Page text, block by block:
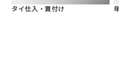
タイ仕入・買付け